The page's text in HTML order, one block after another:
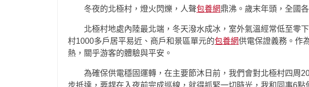
冬夜的北極村，燈火閃爍，人聲包養網鼎沸。歲末年頭，全國
北極村地處內陸最北端，冬天潑水成冰，室外氣溫經常低至零
村1000多戶居平易近、商戶和景區單元的包養網供電保證義務。作
熱，關乎游客的體驗與平安。
為確保供電穩固運轉，在主要節沐日前，我們會對北極村四周
步抵達，要趕在入夜前完成巡線，就得抓緊一切時光，我和同事6